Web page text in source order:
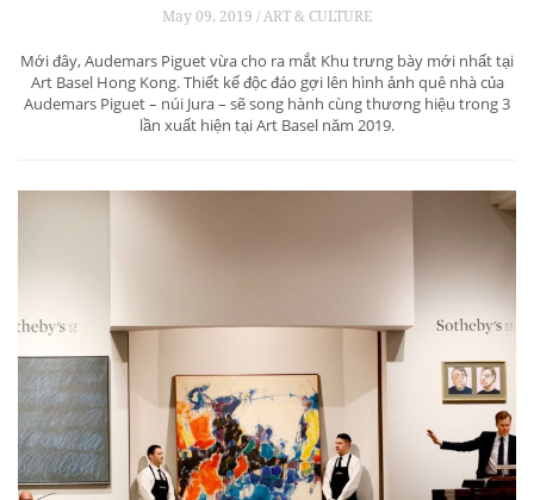
May 09, 2019 / ART & CULTURE
Mới đây, Audemars Piguet vừa cho ra mắt Khu trưng bày mới nhất tại
Art Basel Hong Kong. Thiết kế độc đáo gợi lên hình ảnh quê nhà của
Audemars Piguet – núi Jura – sẽ song hành cùng thương hiệu trong 3
lần xuất hiện tại Art Basel năm 2019.